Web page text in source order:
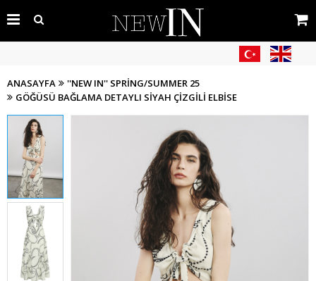
ANASAYFA
''NEW IN'' SPRING/SUMMER 25
GÖĞÜSÜ BAĞLAMA DETAYLI SIYAH ÇIZGILI ELBISE